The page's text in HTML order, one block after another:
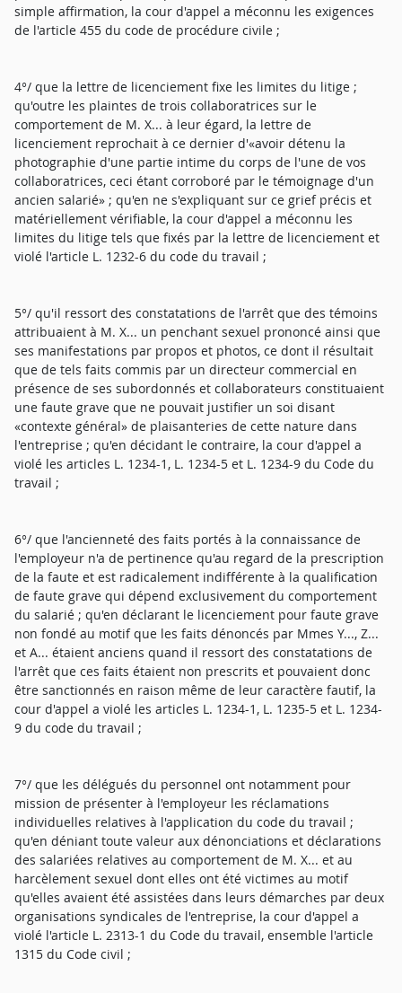
simple affirmation, la cour d'appel a méconnu les exigences
de l'article 455 du code de procédure civile ;
4°/ que la lettre de licenciement fixe les limites du litige ;
qu'outre les plaintes de trois collaboratrices sur le
comportement de M. X... à leur égard, la lettre de
licenciement reprochait à ce dernier d'«avoir détenu la
photographie d'une partie intime du corps de l'une de vos
collaboratrices, ceci étant corroboré par le témoignage d'un
ancien salarié» ; qu'en ne s'expliquant sur ce grief précis et
matériellement vérifiable, la cour d'appel a méconnu les
limites du litige tels que fixés par la lettre de licenciement et
violé l'article L. 1232-6 du code du travail ;
5°/ qu'il ressort des constatations de l'arrêt que des témoins
attribuaient à M. X... un penchant sexuel prononcé ainsi que
ses manifestations par propos et photos, ce dont il résultait
que de tels faits commis par un directeur commercial en
présence de ses subordonnés et collaborateurs constituaient
une faute grave que ne pouvait justifier un soi disant
«contexte général» de plaisanteries de cette nature dans
l'entreprise ; qu'en décidant le contraire, la cour d'appel a
violé les articles L. 1234-1, L. 1234-5 et L. 1234-9 du Code du
travail ;
6°/ que l'ancienneté des faits portés à la connaissance de
l'employeur n'a de pertinence qu'au regard de la prescription
de la faute et est radicalement indifférente à la qualification
de faute grave qui dépend exclusivement du comportement
du salarié ; qu'en déclarant le licenciement pour faute grave
non fondé au motif que les faits dénoncés par Mmes Y..., Z...
et A... étaient anciens quand il ressort des constatations de
l'arrêt que ces faits étaient non prescrits et pouvaient donc
être sanctionnés en raison même de leur caractère fautif, la
cour d'appel a violé les articles L. 1234-1, L. 1235-5 et L. 1234-
9 du code du travail ;
7°/ que les délégués du personnel ont notamment pour
mission de présenter à l'employeur les réclamations
individuelles relatives à l'application du code du travail ;
qu'en déniant toute valeur aux dénonciations et déclarations
des salariées relatives au comportement de M. X... et au
harcèlement sexuel dont elles ont été victimes au motif
qu'elles avaient été assistées dans leurs démarches par deux
organisations syndicales de l'entreprise, la cour d'appel a
violé l'article L. 2313-1 du Code du travail, ensemble l'article
1315 du Code civil ;